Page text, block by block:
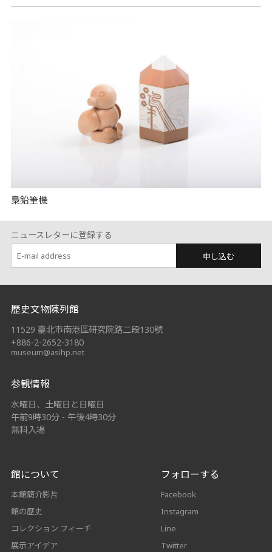
梟鉛筆機
ニュースレターに登録する
申し込む
歷史文物陳列館
11529 臺北市南港區研究院路二段130號
+886-2-2652-3180
museum@asihp.net
参観情報
水曜日、土曜日と日曜日
午前9時30分 - 午後4時30分
無料入場
館について
本館簡介影片
館の歴史
コレクション フィーチ
展示アイデア
フォローする
Facebook
Instagram
Line
Twitter